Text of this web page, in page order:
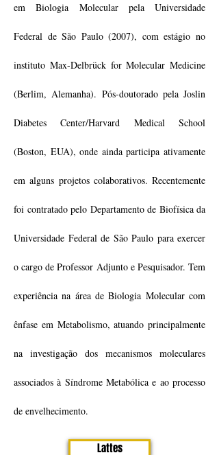
em Biologia Molecular pela Universidade
Federal de São Paulo (2007), com estágio no
instituto Max-Delbrück for Molecular Medicine
(Berlim, Alemanha). Pós-doutorado pela Joslin
Diabetes Center/Harvard Medical School
(Boston, EUA), onde ainda participa ativamente
em alguns projetos colaborativos. Recentemente
foi contratado pelo Departamento de Biofísica da
Universidade Federal de São Paulo para exercer
o cargo de Professor Adjunto e Pesquisador. Tem
experiência na área de Biologia Molecular com
ênfase em Metabolismo, atuando principalmente
na investigação dos mecanismos moleculares
associados à Síndrome Metabólica e ao processo
de envelhecimento.
Lattes